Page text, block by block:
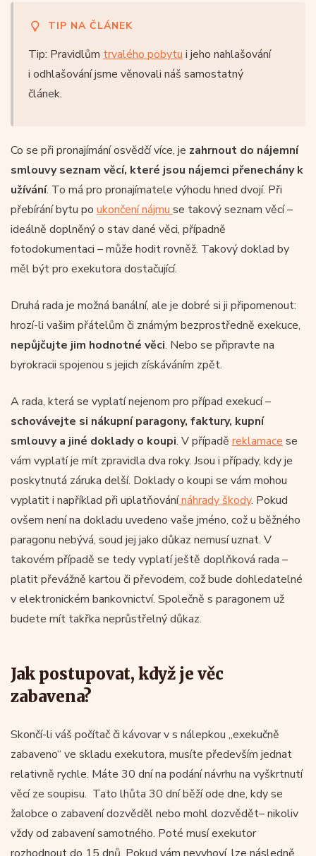
TIP NA ČLÁNEK
Tip: Pravidlům trvalého pobytu i jeho nahlašování
i odhlašování jsme věnovali náš samostatný
článek.
Co se při pronajímání osvědčí více, je zahrnout do nájemní
smlouvy seznam věcí, které jsou nájemci přenechány k
užívání. To má pro pronajímatele výhodu hned dvojí. Při
přebírání bytu po ukončení nájmu se takový seznam věcí –
ideálně doplněný o stav dané věci, případně
fotodokumentaci – může hodit rovněž. Takový doklad by
měl být pro exekutora dostačující.
Druhá rada je možná banální, ale je dobré si ji připomenout:
hrozí-li vašim přátelům či známým bezprostředně exekuce,
nepůjčujte jim hodnotné věci. Nebo se připravte na
byrokracii spojenou s jejich získáváním zpět.
A rada, která se vyplatí nejenom pro případ exekucí –
schovávejte si nákupní paragony, faktury, kupní
smlouvy a jiné doklady o koupi. V případě reklamace se
vám vyplatí je mít zpravidla dva roky. Jsou i případy, kdy je
poskytnutá záruka delší. Doklady o koupi se vám mohou
vyplatit i například při uplatňovánínáhrady škody. Pokud
ovšem není na dokladu uvedeno vaše jméno, což u běžného
paragonu nebývá, soud jej jako důkaz nemusí uznat. V
takovém případě se tedy vyplatí ještě doplňková rada –
platit převážně kartou či převodem, což bude dohledatelné
v elektronickém bankovnictví. Společně s paragonem už
budete mít takřka neprůstřelný důkaz.
Jak postupovat, když je věc
zabavena?
Skončí-li váš počítač či kávovar v s nálepkou „exekučně
zabaveno“ ve skladu exekutora, musíte především jednat
relativně rychle. Máte 30 dní na podání návrhu na vyškrtnutí
věcí ze soupisu. Tato lhůta 30 dní běží ode dne, kdy se
žalobce o zabavení dozvěděl nebo mohl dozvědět– nikoliv
vždy od zabavení samotného. Poté musí exekutor
rozhodnout do 15 dnů. Pokud vám nevyhoví, lze následně